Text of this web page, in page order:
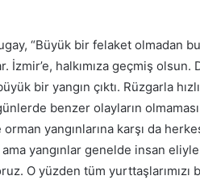
“Büyük bir felaket olmadan bu
İzmir’e, halkımıza geçmiş olsun.
bir yangın çıktı. Rüzgarla
benzer olayların
yangınlarına karşı da
yangınlar genelde insan
O yüzden tüm yurttaşlarımızı